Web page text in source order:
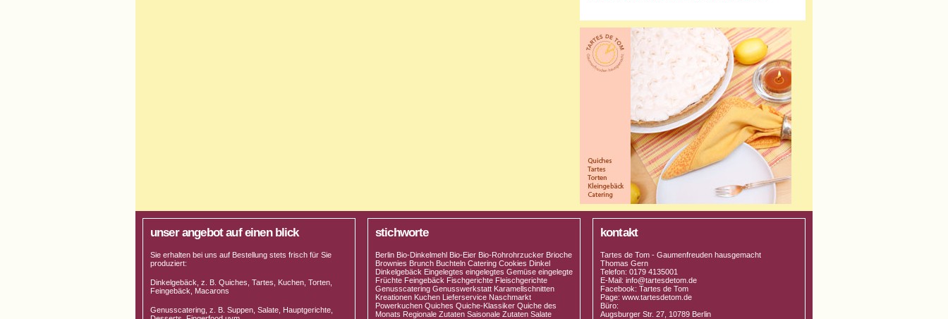
unser angebot auf einen blick
Sie erhalten bei uns auf Bestellung stets frisch für Sie
produziert:
Dinkelgebäck, z. B. Quiches, Tartes, Kuchen, Torten,
Feingebäck, Macarons
Genusscatering, z. B. Suppen, Salate, Hauptgerichte,
stichworte
Berlin Bio-Dinkelmehl Bio-Eier Bio-Rohrohrzucker Brioche
Brownies Brunch Buchteln Catering Cookies Dinkel
Dinkelgebäck Eingelegtes eingelegtes Gemüse eingelegte
Früchte Feingebäck Fischgerichte Fleischgerichte
Genusscatering Genusswerkstatt Karamellschnitten
Kreationen Kuchen Lieferservice Naschmarkt
Powerkuchen Quiches Quiche-Klassiker Quiche des
Monats Regionale Zutaten Saisonale Zutaten Salate
kontakt
Tartes de Tom - Gaumenfreuden hausgemacht
Thomas Gern
Telefon: 0179 4135001
E-Mail: info@tartesdetom.de
Facebook: Tartes de Tom
Page: www.tartesdetom.de
Büro:
Augsburger Str. 27, 10789 Berlin